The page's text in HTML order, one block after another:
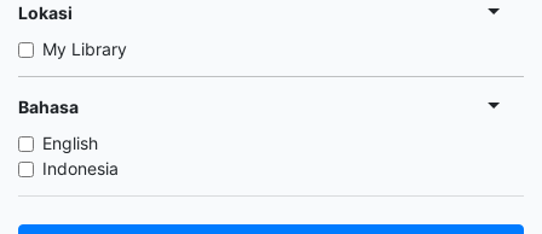
Lokasi
My Library
Bahasa
English
Indonesia